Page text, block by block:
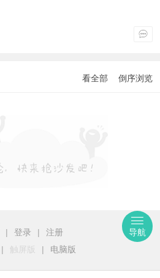
看全部 倒序浏览
| 登录 |
注册
| 触屏版 | 电脑版
导航